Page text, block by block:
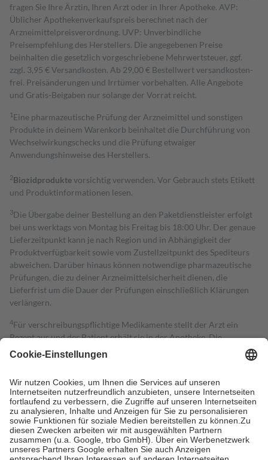
fragen Sie Ihre Ärztin, Ihren Arzt oder in Ihrer Apotheke. AVP:
Üblicher Apothekenverkaufspreis berechnet nach der
Arzneimittelpreisverordnung. UVP: Unverbindliche
Preisempfehlung des Herstellers. Die angegebenen Preise
beinhalten die gesetzlich vorgeschriebene Mehrwertsteuer, ggf.
zzgl. 3,95 € Versandkosten. Ab 29,00 € Bestell­wert versand­kosten­
frei. Preisänderungen und Irrtümer vorbehalten. Alle Angebote
und Gratis-Beigaben nur solange der Vorrat reicht.
1 Eine pharmazeutische Prüfung der Arzneimittel und sonstigen
Produkte in deinem Warenkorb beinhaltet die Durchführung von
Wechselwirkungschecks und die Prüfung etwaiger
Anwendungshinweise des Herstellers.
2Biozidproduktevorsichtig verwenden. Vor Gebrauch stets Etikett
und Produktinformationen lesen.
3Die Übergabe deiner Bestellung an den Paketdienstleister erfolgt
bei uns werktags von Montag bis Freitag bis 18:00 Uhr. Der genaue
Lieferzeitpunkt kann je nach Region und in Abhängigkeit der
Produktverfügbarkeit sowie vom Zustellzeitpunkt des Spediteurs
abweichen. Darüber hinaus können notwendige pharmazeutische
Prüfungen, die zu deiner Arzneimittelsicherheit dienen, die
Lieferfrist um die Dauer der Prüfungen einschließlich Klärungen
verlängern.
4Für verschreibungspflichtige Medikamente stellt der Arzt ein
Rezept aus und der Patient erhält sie in der Apotheke. Die
gesetzliche Krankenversicherung übernimmt in der Regel die
Kosten dafür, der Versicherte trägt einen Teil davon als Zuzahlung
Grundsätzlich leisten Mitglieder Zuzahlungen in Höhe von zehn
Prozent des Abgabepreises,mindestens jedochfünf Euround
höchstens zehn Euro.Es sind jedoch nie mehr als die tatsächlichen
Kosten der Leistung zu entrichten.
Diese Regeln gelten grundsätzlich auch für Online-Apotheken.
Bei Heilmitteln und häuslicher Krankenpflege beträgt die